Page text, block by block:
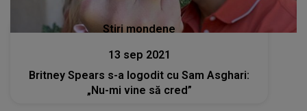
Stiri mondene
13 sep 2021
Britney Spears s-a logodit cu Sam Asghari:
„Nu-mi vine să cred”